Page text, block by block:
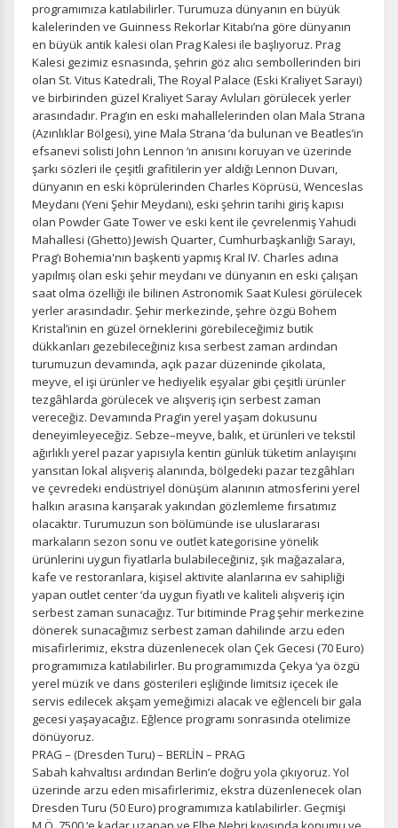
Pazarlama Çerezleri
Size ve ilgi alanlarınıza uygun reklamlar göstermek için
kullanılır. Kapatırsanız reklamları görmeye devam
edersiniz, ancak daha az alakalı olabilirler.
Tercihleri Kaydet
programımıza katılabilirler. Turumuza dünyanın en büyük
kalelerinden ve Guinness Rekorlar Kitabı’na göre dünyanın
en büyük antik kalesi olan Prag Kalesi ile başlıyoruz. Prag
Kalesi gezimiz esnasında, şehrin göz alıcı sembollerinden biri
olan St. Vitus Katedrali, The Royal Palace (Eski Kraliyet Sarayı)
ve birbirinden güzel Kraliyet Saray Avluları görülecek yerler
arasındadır. Prag’ın en eski mahallelerinden olan Mala Strana
(Azınlıklar Bölgesi), yine Mala Strana ‘da bulunan ve Beatles’in
efsanevi solisti John Lennon ‘ın anısını koruyan ve üzerinde
şarkı sözleri ile çeşitli grafitilerin yer aldığı Lennon Duvarı,
dünyanın en eski köprülerinden Charles Köprüsü, Wenceslas
Meydanı (Yeni Şehir Meydanı), eski şehrin tarihi giriş kapısı
olan Powder Gate Tower ve eski kent ile çevrelenmiş Yahudi
Mahallesi (Ghetto) Jewish Quarter, Cumhurbaşkanlığı Sarayı,
Prag’ı Bohemia'nın başkenti yapmış Kral IV. Charles adına
yapılmış olan eski şehir meydanı ve dünyanın en eski çalışan
saat olma özelliği ile bilinen Astronomik Saat Kulesi görülecek
yerler arasındadır. Şehir merkezinde, şehre özgü Bohem
Kristal’inin en güzel örneklerini görebileceğimiz butik
dükkanları gezebileceğiniz kısa serbest zaman ardından
turumuzun devamında, açık pazar düzeninde çikolata,
meyve, el işi ürünler ve hediyelik eşyalar gibi çeşitli ürünler
tezgâhlarda görülecek ve alışveriş için serbest zaman
vereceğiz. Devamında Prag’ın yerel yaşam dokusunu
deneyimleyeceğiz. Sebze–meyve, balık, et ürünleri ve tekstil
ağırlıklı yerel pazar yapısıyla kentin günlük tüketim anlayışını
yansıtan lokal alışveriş alanında, bölgedeki pazar tezgâhları
ve çevredeki endüstriyel dönüşüm alanının atmosferini yerel
halkın arasına karışarak yakından gözlemleme fırsatımız
olacaktır. Turumuzun son bölümünde ise uluslararası
markaların sezon sonu ve outlet kategorisine yönelik
ürünlerini uygun fiyatlarla bulabileceğiniz, şık mağazalara,
kafe ve restoranlara, kişisel aktivite alanlarına ev sahipliği
yapan outlet center ‘da uygun fiyatlı ve kaliteli alışveriş için
serbest zaman sunacağız. Tur bitiminde Prag şehir merkezine
dönerek sunacağımız serbest zaman dahilinde arzu eden
misafirlerimiz, ekstra düzenlenecek olan Çek Gecesi (70 Euro)
programımıza katılabilirler. Bu programımızda Çekya ‘ya özgü
yerel müzik ve dans gösterileri eşliğinde limitsiz içecek ile
servis edilecek akşam yemeğimizi alacak ve eğlenceli bir gala
gecesi yaşayacağız. Eğlence programı sonrasında otelimize
dönüyoruz.
PRAG – (Dresden Turu) – BERLİN – PRAG
Sabah kahvaltısı ardından Berlin’e doğru yola çıkıyoruz. Yol
üzerinde arzu eden misafirlerimiz, ekstra düzenlenecek olan
Dresden Turu (50 Euro) programımıza katılabilirler. Geçmişi